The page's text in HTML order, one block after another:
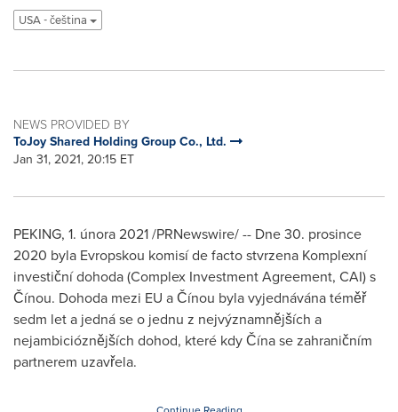
USA - čeština
NEWS PROVIDED BY
ToJoy Shared Holding Group Co., Ltd.
Jan 31, 2021, 20:15 ET
PEKING, 1. února 2021 /PRNewswire/ -- Dne 30. prosince
2020 byla Evropskou komisí de facto stvrzena Komplexní
investiční dohoda (Complex Investment Agreement, CAI) s
Čínou. Dohoda mezi EU a Čínou byla vyjednávána téměř
sedm let a jedná se o jednu z nejvýznamnějších a
nejambicióznějších dohod, které kdy Čína se zahraničním
partnerem uzavřela.